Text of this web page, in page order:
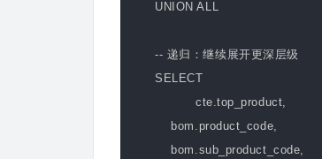
UNION ALL
-- 递归：继续展开更深层级
SELECT
cte.top_product,
bom.product_code,
bom.sub_product_code,